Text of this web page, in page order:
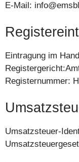
E-Mail:
Eintragung im
Registernummer:
Umsatzsteuer-